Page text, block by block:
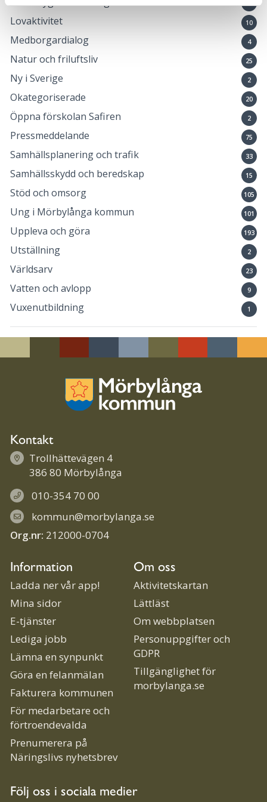
8
Lovaktivitet 10
Medborgardialog 4
Natur och friluftsliv 25
Ny i Sverige 2
Okategoriserade 20
Öppna förskolan Safiren 2
Pressmeddelande 75
Samhällsplanering och trafik 33
Samhällsskydd och beredskap 15
Stöd och omsorg 105
Ung i Mörbylånga kommun 101
Uppleva och göra 193
Utställning 2
Världsarv 23
Vatten och avlopp 9
Vuxenutbildning 1
Kontakt
Trollhättevägen 4
386 80 Mörbylånga
010-354 70 00
kommun@morbylanga.se
Org.nr: 212000-0704
Information
Ladda ner vår app!
Mina sidor
E-tjänster
Lediga jobb
Lämna en synpunkt
Göra en felanmälan
Fakturera kommunen
För medarbetare och
förtroendevalda
Prenumerera på
Näringslivs nyhetsbrev
Om oss
Aktivitetskartan
Lättläst
Om webbplatsen
Personuppgifter och
GDPR
Tillgänglighet för
morbylanga.se
Följ oss i sociala medier